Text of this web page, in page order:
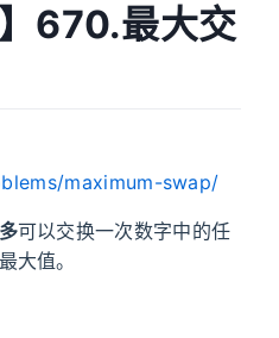
670.最大交
maximum-swap/
可以交换一次数字中的任
大值。